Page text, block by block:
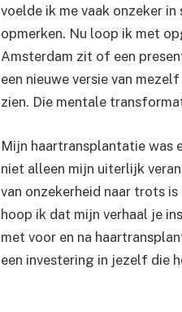
voelde ik me vaak onzeker
opmerken. Nu loop ik met
Amsterdam zit of een
een nieuwe versie van
zien. Die mentale
Mijn haartransplantatie was
niet alleen mijn uiterlijk
van onzekerheid naar trots
hoop ik dat mijn verhaal je
met voor en na
een investering in jezelf die